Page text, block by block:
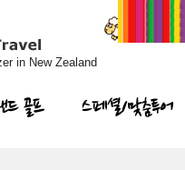
in New Zealand
드 골프 스페셜/맞춤투어